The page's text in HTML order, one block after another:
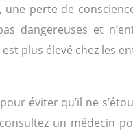
perte de
dangereuses et
plus élevé chez les
éviter qu’il ne
un médecin